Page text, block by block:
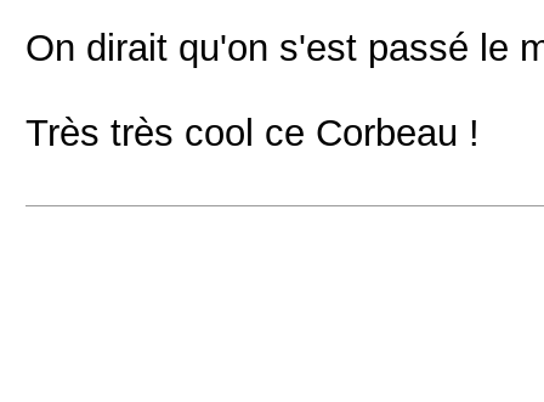
On dirait qu'on s'est passé le
Très très cool ce Corbeau !